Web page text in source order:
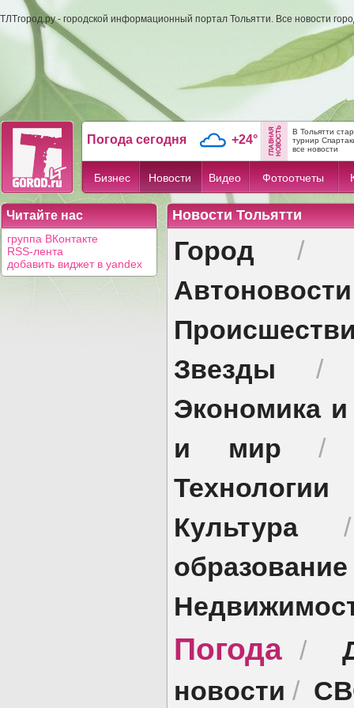
ТЛТгород.ру - городской информационный портал Тольятти. Все новости
Погода сегодня +24°
В Тольятти
турнир
все новости
Бизнес Новости Видео Фотоотчеты
Читайте нас
группа ВКонтакте
RSS-лента
добавить виджет в yandex
Новости Тольятти
Город /
Автоновости
Звезды
Экономика
и мир
Технологии
Культура
образование
Погода /
новости /